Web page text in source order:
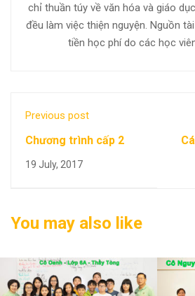
chỉ thuần túy về văn hóa và giáo
đều làm việc thiện nguyện. Nguồn
tiền học phí do các học
Previous post
Chương trình cấp 2
19 July, 2017
You may also like